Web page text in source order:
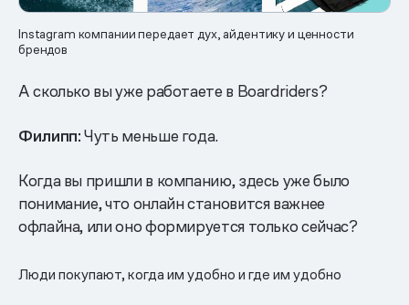
Instagram компании передает дух, айдентику и ценности
брендов
А сколько вы уже работаете в Boardriders?
Филипп:Чуть меньше года.
Когда вы пришли в компанию, здесь уже было
понимание, что онлайн становится важнее
офлайна, или оно формируется только сейчас?
Люди покупают, когда им удобно и где им удобно